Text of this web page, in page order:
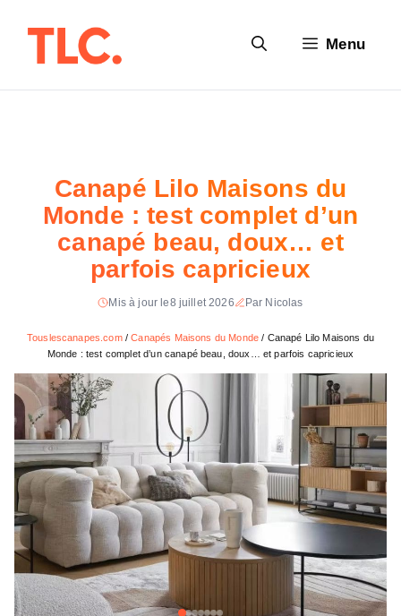
Menu
Canapé Lilo Maisons du
Monde : test complet d’un
canapé beau, doux… et
parfois capricieux
Mis à jour le8 juillet 2026 Par Nicolas
Touslescanapes.com/Canapés Maisons du Monde / Canapé Lilo Maisons du
Monde : test complet d’un canapé beau, doux… et parfois capricieux